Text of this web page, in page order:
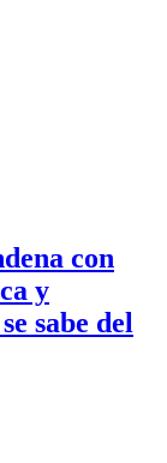
con
y
sabe del